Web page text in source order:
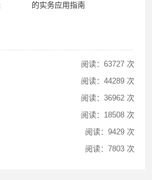
的实务应用指南
阅读：63727 次
阅读：44289 次
阅读：36962 次
阅读：18508 次
阅读：9429 次
阅读：7803 次